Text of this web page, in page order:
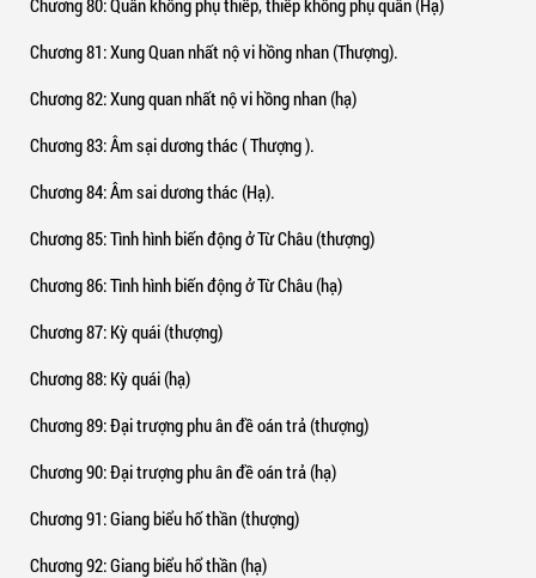
Chương 80: Quân không phụ thiếp, thiếp không phụ quân (Hạ)
Chương 81: Xung Quan nhất nộ vi hồng nhan (Thượng).
Chương 82: Xung quan nhất nộ vi hồng nhan (hạ)
Chương 83: Âm sại dương thác ( Thượng ).
Chương 84: Âm sai dương thác (Hạ).
Chương 85: Tình hình biến động ở Từ Châu (thượng)
Chương 86: Tình hình biến động ở Từ Châu (hạ)
Chương 87: Kỳ quái (thượng)
Chương 88: Kỳ quái (hạ)
Chương 89: Đại trượng phu ân đề oán trả (thượng)
Chương 90: Đại trượng phu ân đề oán trả (hạ)
Chương 91: Giang biểu hố thần (thượng)
Chương 92: Giang biểu hổ thần (hạ)